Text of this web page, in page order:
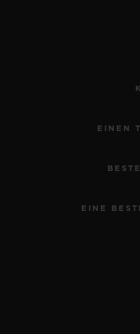
EINEN
EINE